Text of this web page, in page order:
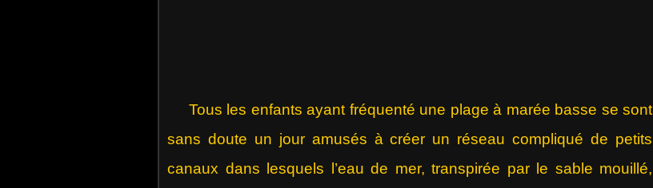
Tous les enfants ayant fréquenté une plage à marée basse se sont
sans doute un jour amusés à créer un réseau compliqué de petits
canaux dans lesquels l’eau de mer, transpirée par le sable mouillé,